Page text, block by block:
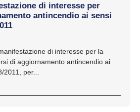
di interesse per
antincendio ai sensi
di interesse per la
di aggiornamento antincendio ai
per...